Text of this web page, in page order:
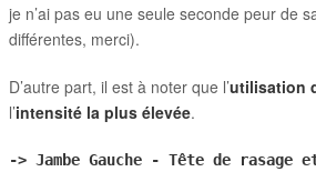
je n’ai pas eu une seule seconde peur de
différentes, merci).
D’autre part, il est à noter que l’utilisation
l’intensité la plus élevée.
-> Jambe Gauche - Tête de